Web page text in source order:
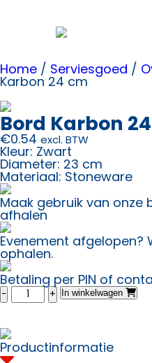
Home / Serviesgoed /
Karbon 24 cm
Bord Karbon
€0.54 excl. BTW
Kleur: Zwart
Diameter: 23 cm
Materiaal: Stoneware
Maak gebruik van onze
afhalen
Evenement afgelopen?
ophalen.
Betaling per PIN of
Bord
Karbon
cm
aantal
In winkelwagen
Productinformatie